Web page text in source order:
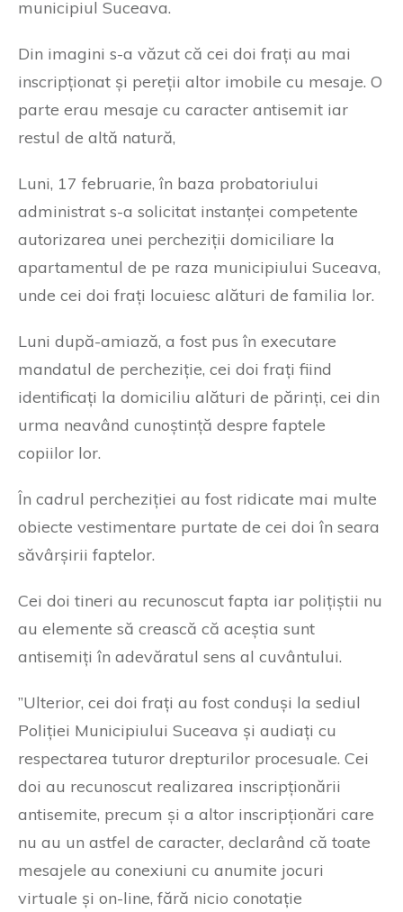
municipiul Suceava.
Din imagini s-a văzut că cei doi frați au mai
inscripționat și pereții altor imobile cu mesaje. O
parte erau mesaje cu caracter antisemit iar
restul de altă natură,
Luni, 17 februarie, în baza probatoriului
administrat s-a solicitat instanței competente
autorizarea unei percheziții domiciliare la
apartamentul de pe raza municipiului Suceava,
unde cei doi frați locuiesc alături de familia lor.
Luni după-amiază, a fost pus în executare
mandatul de percheziție, cei doi frați fiind
identificați la domiciliu alături de părinți, cei din
urma neavând cunoștință despre faptele
copiilor lor.
În cadrul percheziției au fost ridicate mai multe
obiecte vestimentare purtate de cei doi în seara
săvârșirii faptelor.
Cei doi tineri au recunoscut fapta iar polițiștii nu
au elemente să crească că aceștia sunt
antisemiți în adevăratul sens al cuvântului.
”Ulterior, cei doi frați au fost conduși la sediul
Poliției Municipiului Suceava și audiați cu
respectarea tuturor drepturilor procesuale. Cei
doi au recunoscut realizarea inscripționării
antisemite, precum și a altor inscripționări care
nu au un astfel de caracter, declarând că toate
mesajele au conexiuni cu anumite jocuri
virtuale și on-line, fără nicio conotație